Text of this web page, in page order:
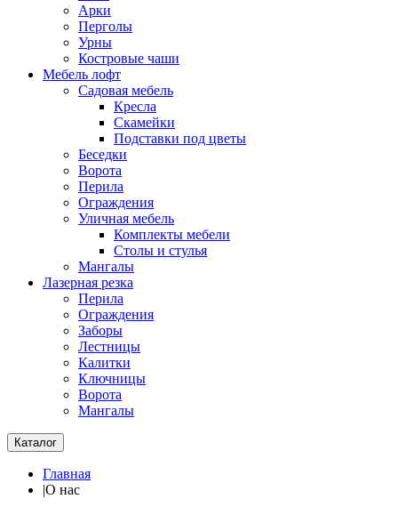
Арки
Перголы
Урны
Костровые чаши
Мебель лофт
Садовая мебель
Кресла
Скамейки
Подставки под цветы
Беседки
Ворота
Перила
Ограждения
Уличная мебель
Комплекты мебели
Столы и стулья
Мангалы
Лазерная резка
Перила
Ограждения
Заборы
Лестницы
Калитки
Ключницы
Ворота
Мангалы
Каталог
Главная
|О нас